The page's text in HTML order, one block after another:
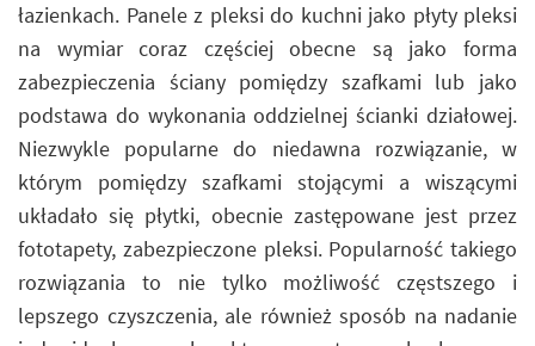
łazienkach. Panele z pleksi do kuchni jako płyty pleksi
na wymiar coraz częściej obecne są jako forma
zabezpieczenia ściany pomiędzy szafkami lub jako
podstawa do wykonania oddzielnej ścianki działowej.
Niezwykle popularne do niedawna rozwiązanie, w
którym pomiędzy szafkami stojącymi a wiszącymi
układało się płytki, obecnie zastępowane jest przez
fototapety, zabezpieczone pleksi. Popularność takiego
rozwiązania to nie tylko możliwość częstszego i
lepszego czyszczenia, ale również sposób na nadanie